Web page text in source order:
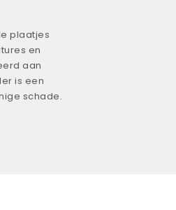
plaatjes
en
aan
is een
schade.